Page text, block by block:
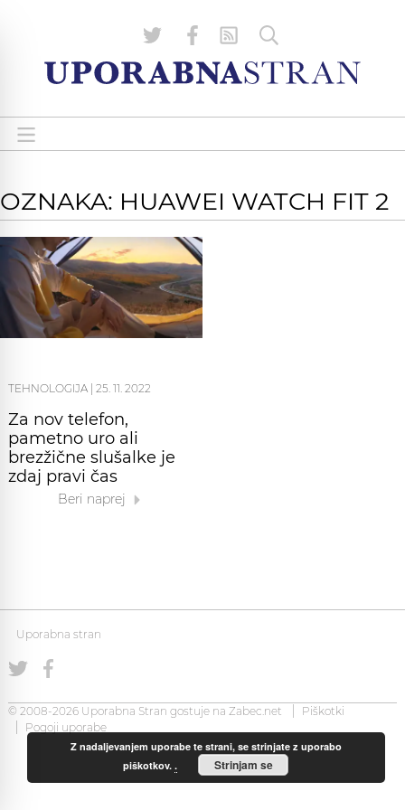
OZNAKA: HUAWEI WATCH FIT 2
TEHNOLOGIJA 25. 11. 2022
Za nov telefon,
pametno uro ali
brezžične slušalke je
zdaj pravi čas
Beri naprej
Uporabna stran
© 2008-2026 Uporabna Stran gostuje na Zabec.net
Piškotki
Pogoji uporabe
Z nadaljevanjem uporabe te strani, se strinjate z uporabo
piškotkov.. Strinjam se